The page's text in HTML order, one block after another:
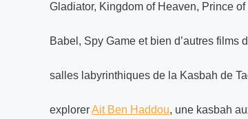
Gladiator, Kingdom of Heaven, Prince
Babel, Spy Game et bien d’autres films
salles labyrinthiques de la Kasbah de
explorerAit Ben Haddou, une kasbah